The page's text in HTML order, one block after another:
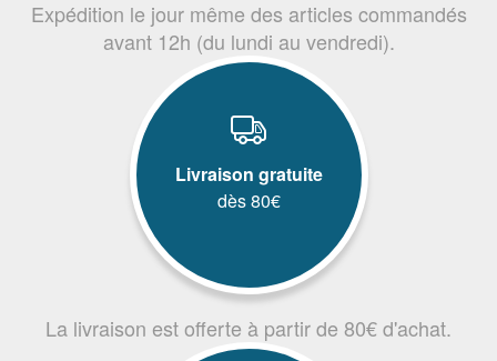
Expédition le jour même des articles commandés
avant 12h (du lundi au vendredi).
Livraison gratuite
dès 80€
La livraison est offerte à partir de 80€ d'achat.